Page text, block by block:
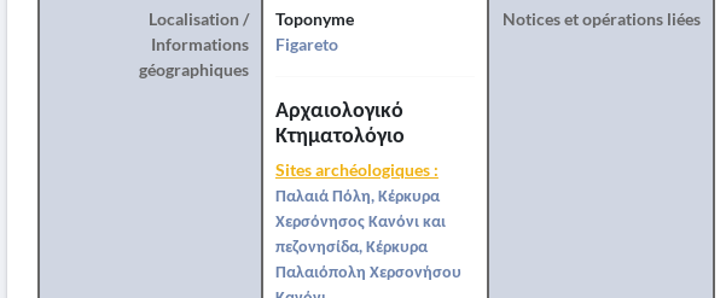
Localisation /
Informations
géographiques
Toponyme
Figareto
Αρχαιολογικό
Κτηματολόγιο
Sites archéologiques :
Παλαιά Πόλη, Κέρκυρα
Χερσόνησος Κανόνι και
πεζονησίδα, Κέρκυρα
Παλαιόπολη Χερσονήσου
Notices et opérations liées